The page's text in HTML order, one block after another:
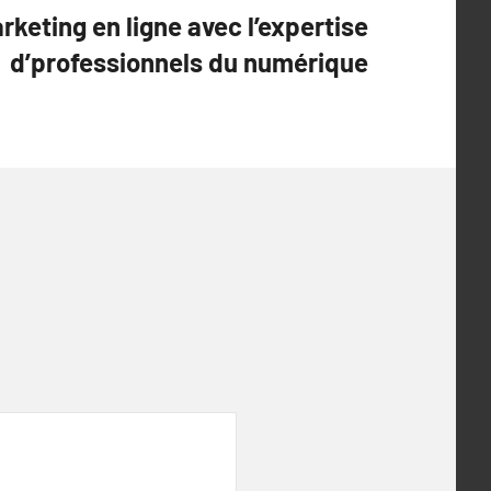
en ligne avec l’expertise
d’professionnels du numérique